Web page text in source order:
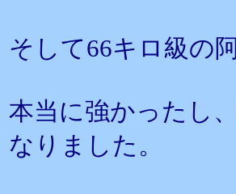
そして66キロ級の
本当に強かったし
なりました。